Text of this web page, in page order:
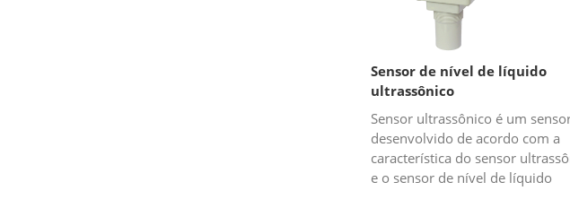
Sensor de nível de líquido
ultrassônico
Sensor ultrassônico é um
desenvolvido de acordo com a
característica do sensor
e o sensor de nível de líquido